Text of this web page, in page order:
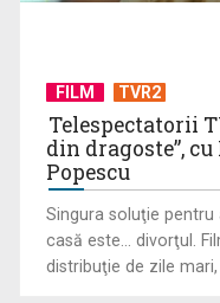
Peka croată autentică:
FILM TVR2
Telespectatorii
din dragoste”,
Popescu
Singura soluţie
casă este... divorţul.
distribuţie de zile mari,